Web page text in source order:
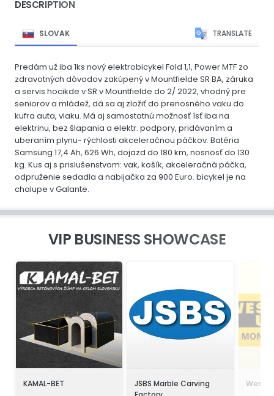
DESCRIPTION
SLOVAK TRANSLATE
Predám už iba 1ks nový elektrobicykel Fold 1,1, Power MTF zo
zdravotných dôvodov zakúpený v Mountfielde SR BA, záruka
a servis hocikde v SR v Mountfielde do 2/ 2022, vhodný pre
seniorov a mládež, dá sa aj zložiť do prenosného vaku do
kufra auta, vlaku. Má aj samostatnú možnosť ísť iba na
elektrinu, bez šlapania a elektr. podpory, pridávaním a
uberaním plynu- rýchlosti akceleračnou páčkov. Batéria
Samsung 17,4 Ah, 626 Wh, dojazd do 180 km, nosnosť do 130
kg. Kus aj s prislušenstvom: vak, košík, akceleračná páčka,
odpruženie sedadla a nabijačka za 900 Euro. bicykel je na
chalupe v Galante.
VIP BUSINESS SHOWCASE
KAMAL-BET
JSBS Marble Carving